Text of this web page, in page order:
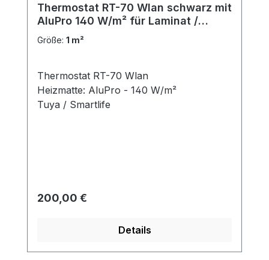
Thermostat RT-70 Wlan schwarz mit
AluPro 140 W/m² für Laminat /
Klickvinyl
Größe: 1 m²
Thermostat RT-70 Wlan
Heizmatte: AluPro - 140 W/m²
Tuya / Smartlife
Regulärer Preis:
200,00 €
Details